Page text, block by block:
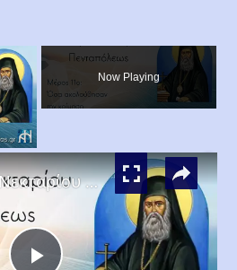
Now Playing
×
Βίος Αγίου Νεκταρίου Μέρος 11ο